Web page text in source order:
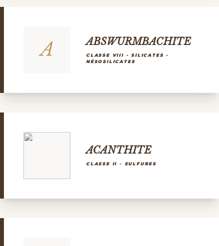
A ABSWURMBACHITE
CLASSE VIII - SILICATES -
NÉSOSILICATES
ACANTHITE
CLASSE II - SULFURES